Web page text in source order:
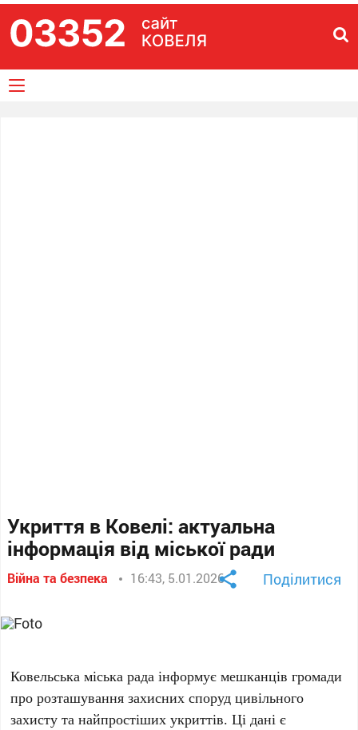
Укриття в Ковелі: актуальна
інформація від міської ради
Війна та безпека 16:43, 5.01.2026 Поділитися
Ковельська міська рада інформує мешканців громади
про розташування захисних споруд цивільного
захисту та найпростіших укриттів. Ці дані є